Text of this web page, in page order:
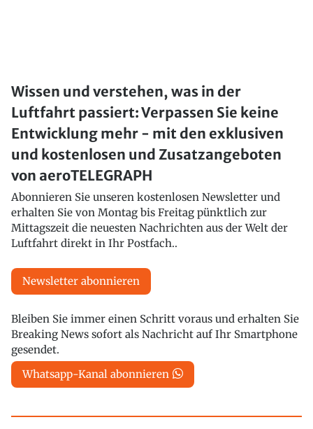
Wissen und verstehen, was in der
Luftfahrt passiert: Verpassen Sie keine
Entwicklung mehr - mit den exklusiven
und kostenlosen und Zusatzangeboten
von aeroTELEGRAPH
Abonnieren Sie unseren kostenlosen Newsletter und
erhalten Sie von Montag bis Freitag pünktlich zur
Mittagszeit die neuesten Nachrichten aus der Welt der
Luftfahrt direkt in Ihr Postfach..
Newsletter abonnieren
Bleiben Sie immer einen Schritt voraus und erhalten Sie
Breaking News sofort als Nachricht auf Ihr Smartphone
gesendet.
Whatsapp-Kanal abonnieren